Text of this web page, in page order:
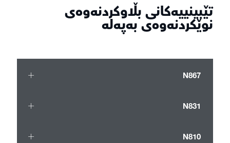
تێبینییەکانی بڵاوکردنەوەی
نوێکردنەوەی بەپەلە
N867
N831
N810